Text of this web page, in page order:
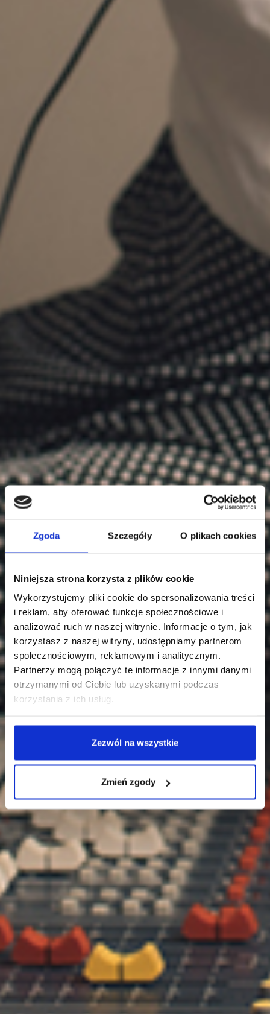
Zgoda Szczegóły O plikach cookies
Niniejsza strona korzysta z plików cookie
Wykorzystujemy pliki cookie do spersonalizowania treści
i reklam, aby oferować funkcje społecznościowe i
analizować ruch w naszej witrynie. Informacje o tym, jak
korzystasz z naszej witryny, udostępniamy partnerom
społecznościowym, reklamowym i analitycznym.
Partnerzy mogą połączyć te informacje z innymi danymi
otrzymanymi od Ciebie lub uzyskanymi podczas
korzystania z ich usług.
Zezwól na wszystkie
Zmień zgody